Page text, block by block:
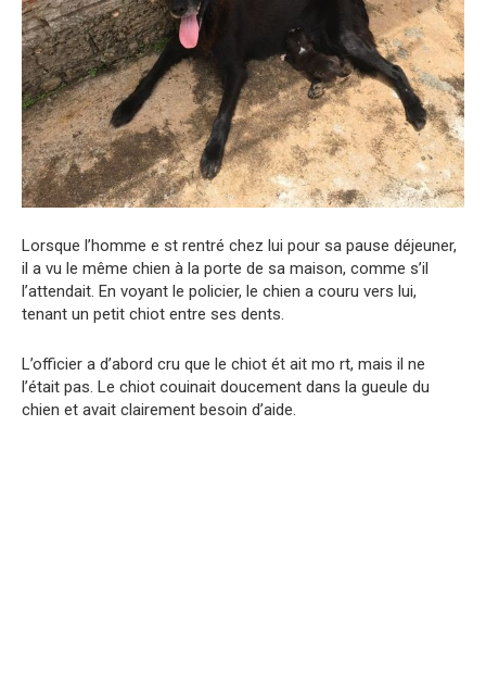
Lorsque l’homme e st rentré chez lui pour sa pause déjeuner,
il a vu le même chien à la porte de sa maison, comme s’il
l’attendait. En voyant le policier, le chien a couru vers lui,
tenant un petit chiot entre ses dents.
L’officier a d’abord cru que le chiot ét ait mo rt, mais il ne
l’était pas. Le chiot couinait doucement dans la gueule du
chien et avait clairement besoin d’aide.